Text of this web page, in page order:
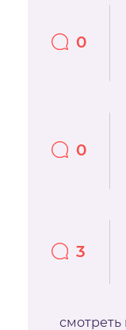
0
0
3
смотреть